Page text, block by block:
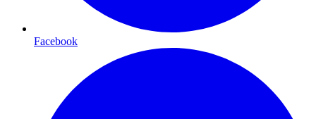
Facebook